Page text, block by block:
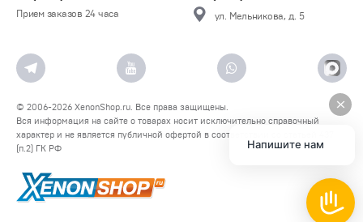
Прием заказов 24 часа ул. Мельникова, д. 5
© 2006-2026 XenonShop.ru. Все права защищены.
Вся информация на сайте о товарах носит исключительно справочный
характер и не является публичной офертой в соответствии со статьей 437
(п.2) ГК РФ
Напишите нам